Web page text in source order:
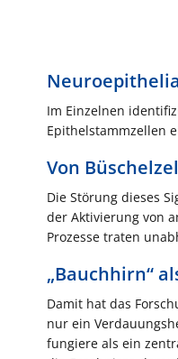
Im Einzelnen
Epithelstammzellen
Von
Die Störung dieses
der Aktivierung von
Prozesse traten
„Bauchhirn“
Damit hat das
nur ein
fungiere als ein